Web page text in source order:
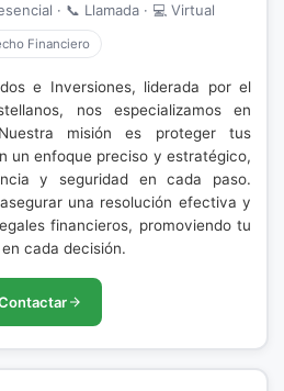
· 📞 Llamada · 💻 Virtual
Financiero
e Inversiones, liderada por el
nos especializamos en
misión es proteger tus
un enfoque preciso y estratégico,
y seguridad en cada paso.
una resolución efectiva y
financieros, promoviendo tu
cada decisión.